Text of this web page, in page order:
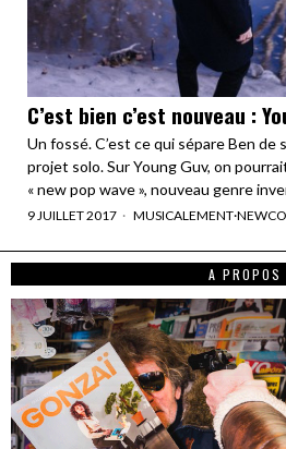
C’est bien c’est nouveau :
Un fossé. C’est ce qui sépare Ben de
projet solo. Sur Young Guv, on
« new pop wave », nouveau genre
9 JUILLET 2017 MUSICALEMENT·
A PROPOS